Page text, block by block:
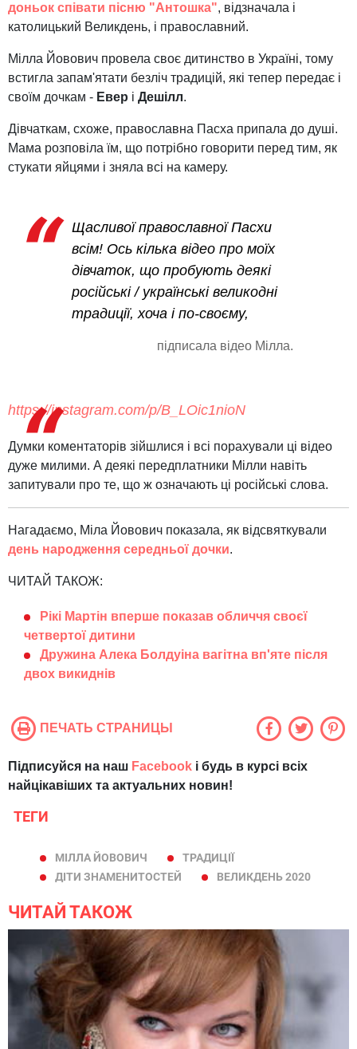
доньок співати пісню "Антошка", відзначала і
католицький Великдень, і православний.
Мілла Йовович провела своє дитинство в Україні, тому
встигла запам'ятати безліч традицій, які тепер передає і
своїм дочкам - Евер і Дешілл.
Дівчаткам, схоже, православна Пасха припала до душі.
Мама розповіла їм, що потрібно говорити перед тим, як
стукати яйцями і зняла всі на камеру.
Щасливої ​​православної Пасхи
всім! Ось кілька відео про моїх
дівчаток, що пробують деякі
російські / українські великодні
традиції, хоча і по-своєму,
підписала відео Мілла.
https://instagram.com/p/B_LOic1nioN
Думки коментаторів зійшлися і всі порахували ці відео
дуже милими. А деякі передплатники Мілли навіть
запитували про те, що ж означають ці російські слова.
Нагадаємо, Міла Йовович показала, як відсвяткували
день народження середньої дочки.
ЧИТАЙ ТАКОЖ:
Рікі Мартін вперше показав обличчя своєї
четвертої дитини
Дружина Алека Болдуіна вагітна вп'яте після
двох викиднів
ПЕЧАТЬ СТРАНИЦЫ
Підписуйся на наш Facebook і будь в курсі всіх
найцікавіших та актуальних новин!
ТЕГИ
МІЛЛА ЙОВОВИЧ
ТРАДИЦІЇ
ДІТИ ЗНАМЕНИТОСТЕЙ
ВЕЛИКДЕНЬ 2020
ЧИТАЙ ТАКОЖ